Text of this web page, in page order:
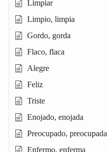
Limpiar
Limpio, limpia
Gordo, gorda
Flaco, flaca
Alegre
Feliz
Triste
Enojado, enojada
Preocupado, preocupada
Enfermo, enferma